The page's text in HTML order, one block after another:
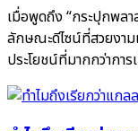
เมื่อพูดถึง “กระปุกพล
ลักษณะดีไซน์ที่สวยงา
ประโยชน์ที่มากกว่ากา